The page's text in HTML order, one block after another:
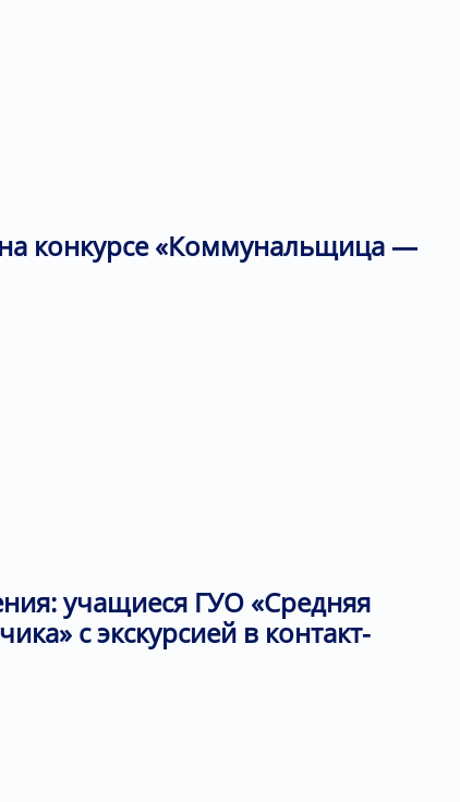
конкурсе «Коммунальщица —
учащиеся ГУО «Средняя
с экскурсией в контакт-